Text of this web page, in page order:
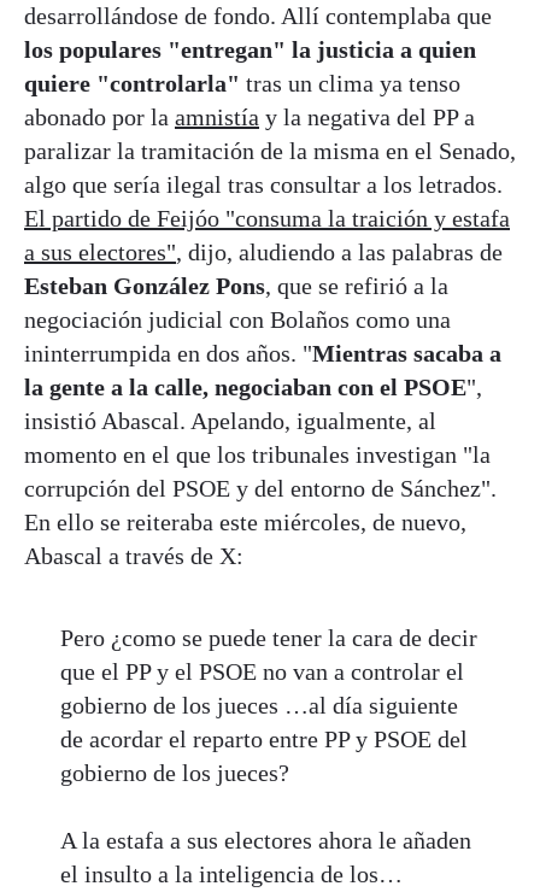
desarrollándose de fondo. Allí contemplaba que
los populares "entregan" la justicia a quien
quiere "controlarla" tras un clima ya tenso
abonado por la amnistía y la negativa del PP a
paralizar la tramitación de la misma en el Senado,
algo que sería ilegal tras consultar a los letrados.
El partido de Feijóo "consuma la traición y estafa
a sus electores", dijo, aludiendo a las palabras de
Esteban González Pons, que se refirió a la
negociación judicial con Bolaños como una
ininterrumpida en dos años. "Mientras sacaba a
la gente a la calle, negociaban con el PSOE",
insistió Abascal. Apelando, igualmente, al
momento en el que los tribunales investigan "la
corrupción del PSOE y del entorno de Sánchez".
En ello se reiteraba este miércoles, de nuevo,
Abascal a través de X:
Pero ¿como se puede tener la cara de decir
que el PP y el PSOE no van a controlar el
gobierno de los jueces …al día siguiente
de acordar el reparto entre PP y PSOE del
gobierno de los jueces?
A la estafa a sus electores ahora le añaden
el insulto a la inteligencia de los…